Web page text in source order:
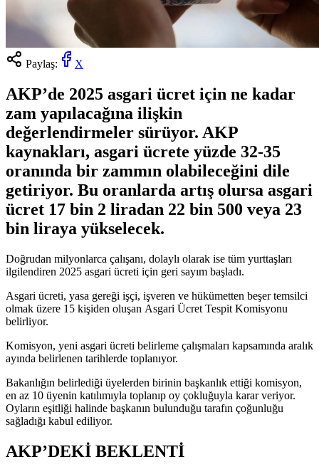
Paylaş: X
AKP’de 2025 asgari ücret için ne kadar
zam yapılacağına ilişkin
değerlendirmeler sürüyor. AKP
kaynakları, asgari ücrete yüzde 32-35
oranında bir zammın olabileceğini dile
getiriyor. Bu oranlarda artış olursa asgari
ücret 17 bin 2 liradan 22 bin 500 veya 23
bin liraya yükselecek.
Doğrudan milyonlarca çalışanı, dolaylı olarak ise tüm yurttaşları
ilgilendiren 2025 asgari ücreti için geri sayım başladı.
Asgari ücreti, yasa gereği işçi, işveren ve hükümetten beşer temsilci
olmak üzere 15 kişiden oluşan Asgari Ücret Tespit Komisyonu
belirliyor.
Komisyon, yeni asgari ücreti belirleme çalışmaları kapsamında aralık
ayında belirlenen tarihlerde toplanıyor.
Bakanlığın belirlediği üyelerden birinin başkanlık ettiği komisyon,
en az 10 üyenin katılımıyla toplanıp oy çokluğuyla karar veriyor.
Oyların eşitliği halinde başkanın bulunduğu tarafın çoğunluğu
sağladığı kabul ediliyor.
AKP’DEKİ BEKLENTİ